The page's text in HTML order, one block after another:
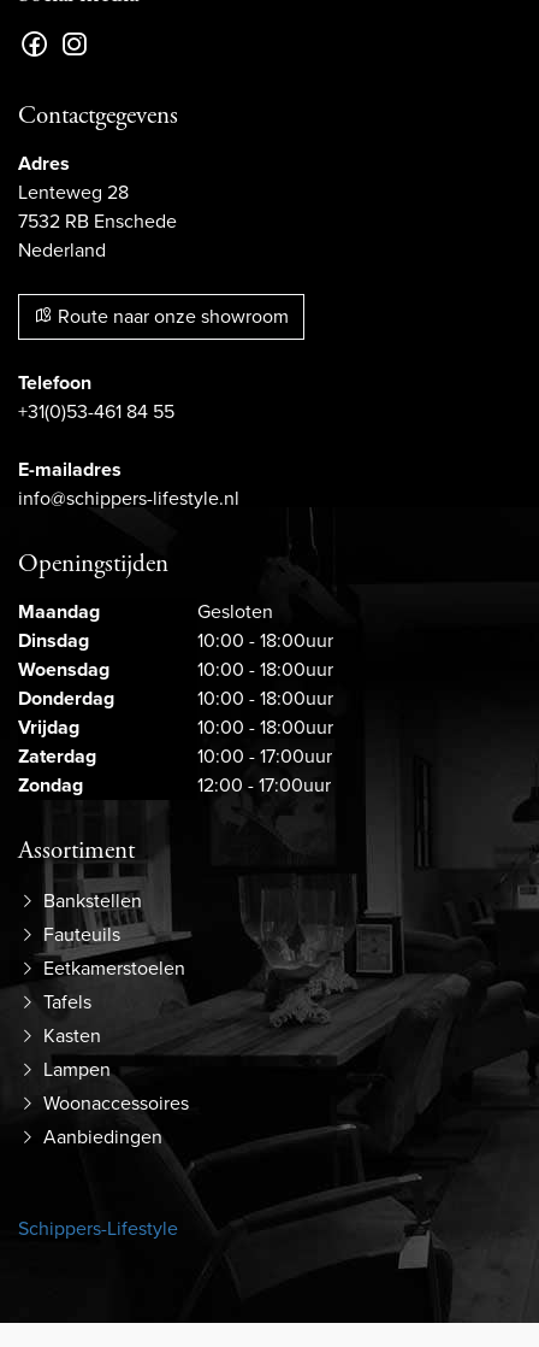
Contactgegevens
Adres
Lenteweg 28
7532 RB Enschede
Nederland
Route naar onze showroom
Telefoon
+31(0)53-461 84 55
E-mailadres
info@schippers-lifestyle.nl
Openingstijden
Maandag
Gesloten
Dinsdag
10:00 - 18:00uur
Woensdag
10:00 - 18:00uur
Donderdag
10:00 - 18:00uur
Vrijdag
10:00 - 18:00uur
Zaterdag
10:00 - 17:00uur
Zondag
12:00 - 17:00uur
Assortiment
Bankstellen
Fauteuils
Eetkamerstoelen
Tafels
Kasten
Lampen
Woonaccessoires
Aanbiedingen
Schippers-Lifestyle